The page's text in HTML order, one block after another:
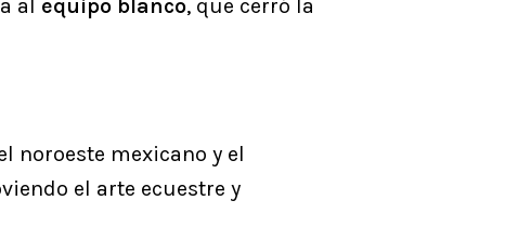
al equipo blanco, que cerró la
noroeste mexicano y el
el arte ecuestre y